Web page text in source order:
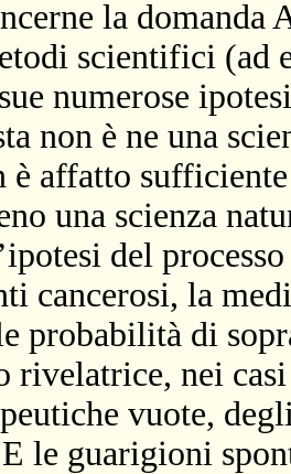
la domanda
scientifici (ad
numerose
non è ne una
affatto
una scienza
del
cancerosi, la
probabilità di
rivelatrice, nei
vuote,
E le guarigioni